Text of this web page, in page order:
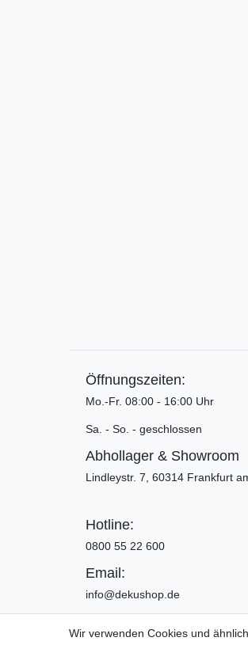
Öffnungszeiten:
Mo.-Fr. 08:00 - 16:00 Uhr
Sa. - So. - geschlossen
Abhollager & Showroom
Lindleystr. 7, 60314 Frankfurt
Hotline:
0800 55 22 600
Email:
info@dekushop.de
Wir verwenden Cookies und